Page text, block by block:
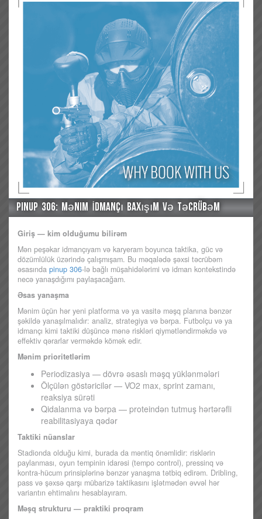
Pinup 306: Mənim İdmançı Baxışım və Təcrübəm
Giriş — kim olduğumu bilirəm
Mən peşəkar idmançıyam və karyeram boyunca taktika, güc və
dözümlülük üzərində çalışmışam. Bu məqalədə şəxsi təcrübəm
əsasında pinup 306-lə bağlı müşahidələrimi və idman kontekstində
necə yanaşdığımı paylaşacağam.
Əsas yanaşma
Mənim üçün hər yeni platforma və ya vasitə məşq planına bənzər
şəkildə yanaşılmalıdır: analiz, strategiya və bərpa. Futbolçu və ya
idmançı kimi taktiki düşüncə mənə riskləri qiymətləndirməkdə və
effektiv qərarlar verməkdə kömək edir.
Mənim prioritetlərim
Periodizasiya — dövrə əsaslı məşq yüklənmələri
Ölçülən göstəricilər — VO2 max, sprint zamanı,
reaksiya sürəti
Qidalanma və bərpa — proteindən tutmuş hərtərəfli
reabilitasiyaya qədər
Taktiki nüanslar
Stadionda olduğu kimi, burada da məntiq önəmlidir: risklərin
paylanması, oyun tempinin idarəsi (tempo control), pressinq və
kontra-hücum prinsiplərinə bənzər yanaşma tətbiq edirəm. Dribling,
pass və şəxsə qarşı mübarizə taktikasını işlətmədən əvvəl hər
variantın ehtimalını hesablayıram.
Məşq strukturu — praktiki proqram